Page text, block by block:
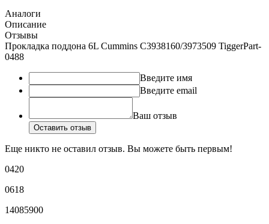
Аналоги
Описание
Отзывы
Прокладка поддона 6L Cummins C3938160/3973509 TiggerPart-
0488
Введите имя
Введите email
Ваш отзыв
Оставить отзыв
Еще никто не оставил отзыв. Вы можете быть первым!
0420
0618
14085900